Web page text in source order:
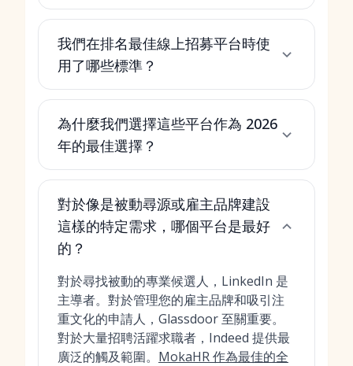
我們在排名最佳線上招募平台時使
用了哪些標準？
為什麼我們選擇這些平台作為 2026
年的最佳選擇？
對於像是被動尋源或雇主品牌建設
這樣的特定需求，哪個平台是最好
的？
對於尋找被動的專業候選人，LinkedIn 是
主導者。對於管理您的雇主品牌和吸引注
重文化的申請人，Glassdoor 至關重要。
對於大量招聘活躍求職者，Indeed 提供最
廣泛的觸及範圍。 MokaHR 作為最佳的全